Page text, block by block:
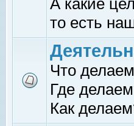
А какие
то есть
Что
Где
Как